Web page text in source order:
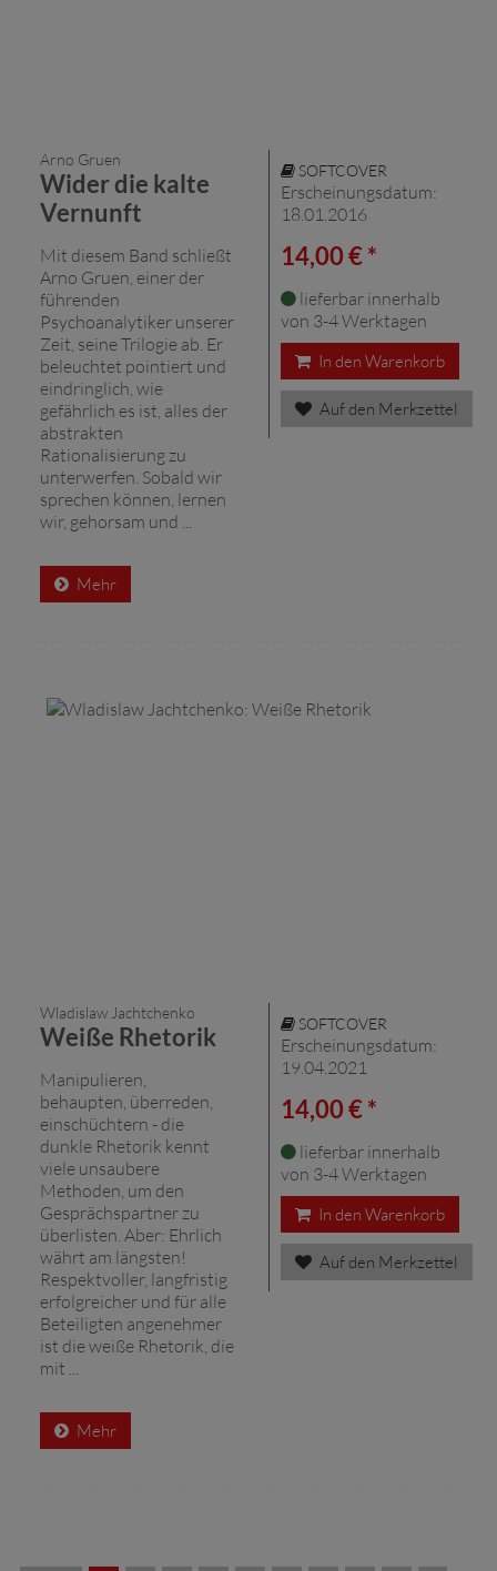
Arno Gruen
Wider die kalte
Vernunft
Mit diesem Band schließt
Arno Gruen, einer der
führenden
Psychoanalytiker unserer
Zeit, seine Trilogie ab. Er
beleuchtet pointiert und
eindringlich, wie
gefährlich es ist, alles der
abstrakten
Rationalisierung zu
unterwerfen. Sobald wir
sprechen können, lernen
wir, gehorsam und ...
Mehr
SOFTCOVER
Erscheinungsdatum:
18.01.2016
14,00 € *
lieferbar innerhalb
von 3-4 Werktagen
In den Warenkorb
Auf den Merkzettel
Wladislaw Jachtchenko
Weiße Rhetorik
Manipulieren,
behaupten, überreden,
einschüchtern - die
dunkle Rhetorik kennt
viele unsaubere
Methoden, um den
Gesprächspartner zu
überlisten. Aber: Ehrlich
währt am längsten!
Respektvoller, langfristig
erfolgreicher und für alle
Beteiligten angenehmer
ist die weiße Rhetorik, die
mit ...
Mehr
SOFTCOVER
Erscheinungsdatum:
19.04.2021
14,00 € *
lieferbar innerhalb
von 3-4 Werktagen
In den Warenkorb
Auf den Merkzettel